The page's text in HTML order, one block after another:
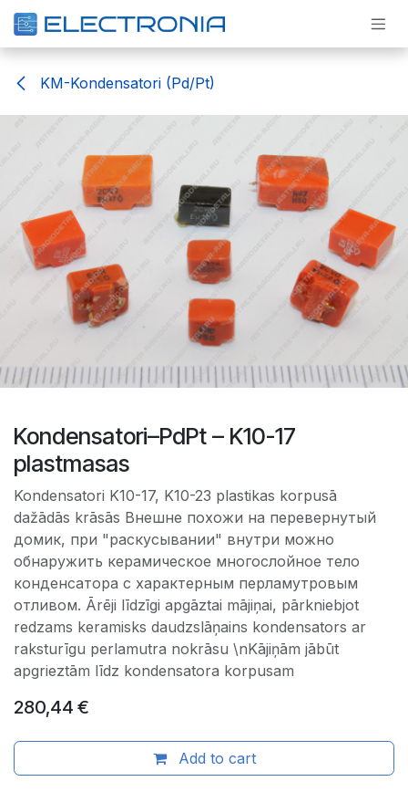
Pāriet pie satura
KM-Kondensatori (Pd/Pt)
Kondensatori–PdPt – K10-17
plastmasas
Kondensatori K10-17, K10-23 plastikas korpusā
dažādās krāsās Внешне похожи на перевернутый
домик, при "раскусывании" внутри можно
обнаружить керамическое многослойное тело
конденсатора с характерным перламутровым
отливом. Ārēji līdzīgi apgāztai mājiņai, pārkniebjot
redzams keramisks daudzslāņains kondensators ar
raksturīgu perlamutra nokrāsu \nKājiņām jābūt
apgrieztām līdz kondensatora korpusam
280,44 €
Add to cart